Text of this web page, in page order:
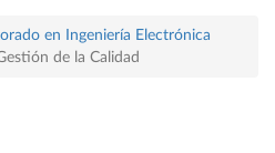
en Ingeniería Electrónica
de la Calidad